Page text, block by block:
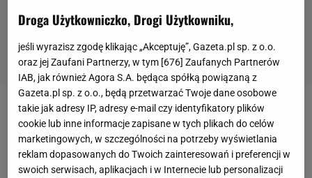
Jeremy Sochan w trakcie sezonu został zwolniony
przez San Antonio Spurs, którzy cztery lata temu
wybrali go w drafcie, ale dość szybko znalazł
Droga Użytkowniczko, Drogi Użytkowniku,
jeśli wyrazisz zgodę klikając „Akceptuję”, Gazeta.pl sp. z o.o.
oraz jej Zaufani Partnerzy, w tym [676] Zaufanych Partnerów
IAB, jak również Agora S.A. będąca spółką powiązaną z
Gazeta.pl sp. z o.o., będą przetwarzać Twoje dane osobowe
takie jak adresy IP, adresy e-mail czy identyfikatory plików
cookie lub inne informacje zapisane w tych plikach do celów
marketingowych, w szczególności na potrzeby wyświetlania
reklam dopasowanych do Twoich zainteresowań i preferencji w
swoich serwisach, aplikacjach i w Internecie lub personalizacji